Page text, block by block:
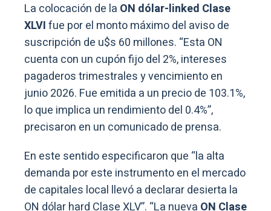
La colocación de la ON dólar-linked Clase
XLVIfue por el monto máximo del aviso de
suscripción de u$s 60 millones. “Esta ON
cuenta con un cupón fijo del 2%, intereses
pagaderos trimestrales y vencimiento en
junio 2026. Fue emitida a un precio de 103.1%,
lo que implica un rendimiento del 0.4%”,
precisaron en un comunicado de prensa.
En este sentido especificaron que “la alta
demanda por este instrumento en el mercado
de capitales local llevó a declarar desierta la
ON dólar hard Clase XLV”. “La nueva ON Clase